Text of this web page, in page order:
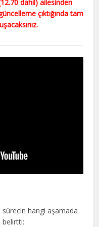
dahil) ailesinden
çıktığında tam
sürecin hangi aşamada
belirtti: